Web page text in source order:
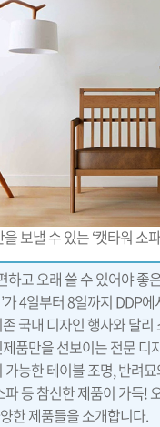
보낼 수 있는 ‘캣타워 소
하고 오래 쓸 수 있어야 좋
가 4일부터 8일까지 DDP
국내 디자인 행사와 달리
품만을 선보이는 전문 디
가능한 테이블 조명, 반려
파 등 참신한 제품이 가득!
한 제품들을 소개합니다.